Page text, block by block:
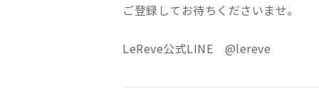
ご登録してお待ちくださいませ。
LeReve公式LINE @lereve